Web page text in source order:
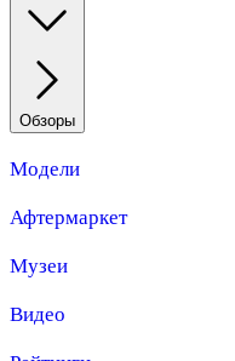
Обзоры
Модели
Афтермаркет
Музеи
Видео